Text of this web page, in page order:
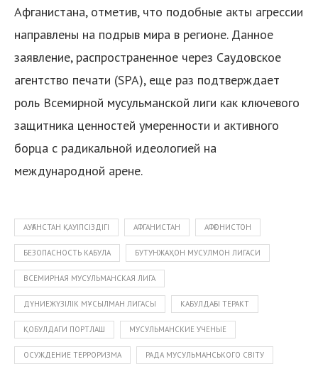
Афганистана, отметив, что подобные акты агрессии
направлены на подрыв мира в регионе. Данное
заявление, распространенное через Саудовское
агентство печати (SPA), еще раз подтверждает
роль Всемирной мусульманской лиги как ключевого
защитника ценностей умеренности и активного
борца с радикальной идеологией на
международной арене.
АУҒАНСТАН ҚАУІПСІЗДІГІ АФГАНИСТАН АФҒОНИСТОН
БЕЗОПАСНОСТЬ КАБУЛА БУТУНЖАҲОН МУСУЛМОН ЛИГАСИ
ВСЕМИРНАЯ МУСУЛЬМАНСКАЯ ЛИГА
ДҮНИЕЖҮЗІЛІК МҰСЫЛМАН ЛИГАСЫ КАБУЛДАҒЫ ТЕРАКТ
ҚОБУЛДАГИ ПОРТЛАШ МУСУЛЬМАНСКИЕ УЧЕНЫЕ
ОСУЖДЕНИЕ ТЕРРОРИЗМА РАДА МУСУЛЬМАНСЬКОГО СВІТУ